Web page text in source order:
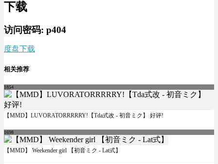
下载
访问密码: p404
度盘下载
相关推荐
1854
【MMD】LUVORATORRRRRY!【Tda式改 - 初音ミク】 好评!
1698
【MMD】 Weekender girl 【初音ミク - Lat式】